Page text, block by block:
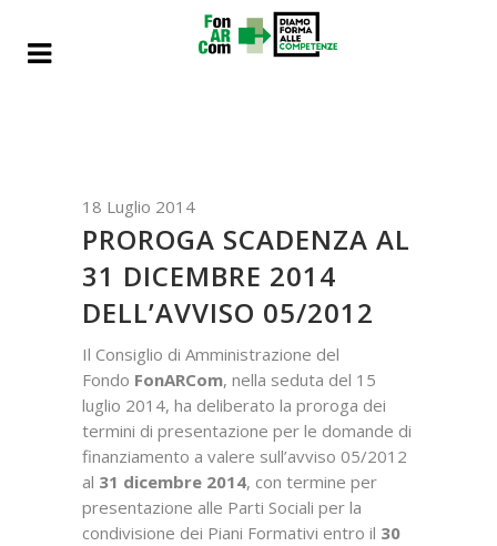
18 Luglio 2014
PROROGA SCADENZA AL
31 DICEMBRE 2014
DELL’AVVISO 05/2012
Il Consiglio di Amministrazione del
Fondo FonARCom, nella seduta del 15
luglio 2014, ha deliberato la proroga dei
termini di presentazione per le domande di
finanziamento a valere sull’avviso 05/2012
al 31 dicembre 2014, con termine per
presentazione alle Parti Sociali per la
condivisione dei Piani Formativi entro il 30